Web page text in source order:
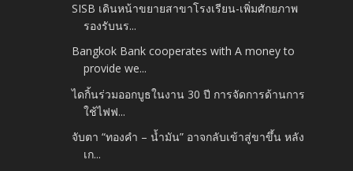
SISB เดินหน้าขยายสาขาโรงเรียน-เพิ่มศักยภาพ
รองรับนร...
Bangkok Bank cooperates with A money to
provide we...
ไดกิ้นร่วมออกบูธในงาน 30 ปี การจัดการด้านการ
ใช้ไฟฟ...
จับตา “ทองคำ – น้ำมัน” อาจกลับเข้าสู่ขาขึ้น หลัง
เก...